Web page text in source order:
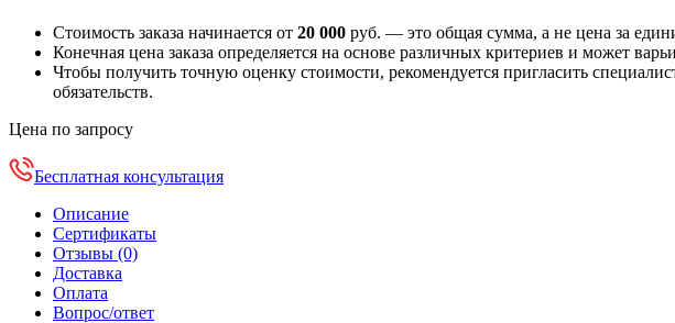
Стоимость заказа начинается от 20 000 руб. — это общая сумма, а не цена за
Конечная цена заказа определяется на основе различных критериев и может
Чтобы получить точную оценку стоимости, рекомендуется пригласить
обязательств.
Цена по запросу
Бесплатная консультация
Описание
Сертификаты
Отзывы (0)
Доставка
Оплата
Вопрос/ответ